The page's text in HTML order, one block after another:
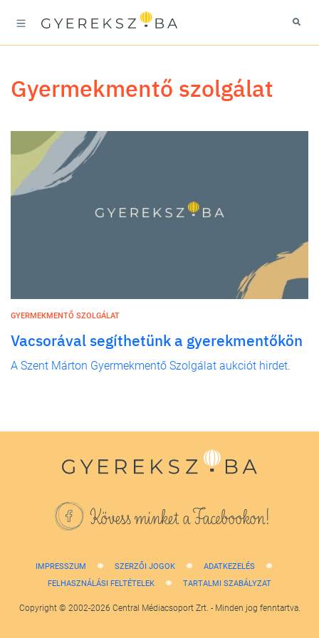
gyermekmentő szolgálat
GYERMEKMENTŐ SZOLGÁLAT
Vacsorával segíthetünk a gyerekmentőkön
A Szent Márton Gyermekmentő Szolgálat aukciót hirdet.
Kövess minket a Facebookon!
IMPRESSZUM SZERZŐI JOGOK
ADATKEZELÉS
FELHASZNÁLÁSI FELTÉTELEK
TARTALMI SZABÁLYZAT
Copyright © 2002-2026 Central Médiacsoport Zrt. - Minden jog fenntartva.